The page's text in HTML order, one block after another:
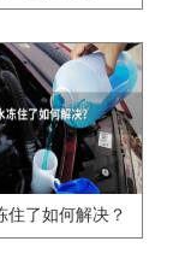
住了如何解决？